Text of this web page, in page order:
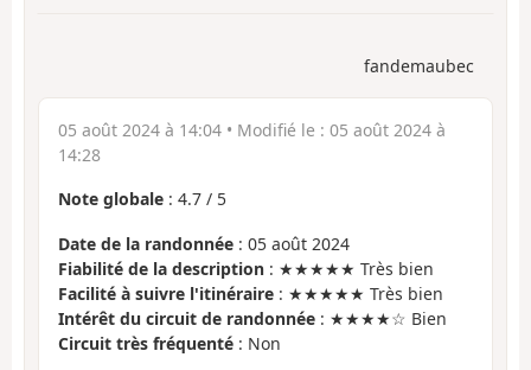
fandemaubec
05 août 2024 à 14:04 • Modifié le : 05 août 2024 à
14:28
Note globale : 4.7 / 5
Date de la randonnée : 05 août 2024
Fiabilité de la description : ★★★★★ Très bien
Facilité à suivre l'itinéraire : ★★★★★ Très bien
Intérêt du circuit de randonnée : ★★★★☆ Bien
Circuit très fréquenté : Non